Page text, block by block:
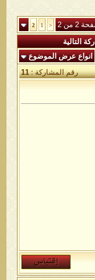
2 من 2 <
1
2
التالية
انواع عرض الموضوع
رقم المشاركة :11